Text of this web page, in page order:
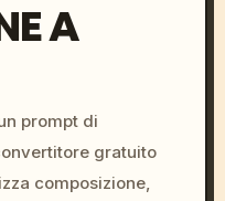
colors, 8k --v 6.0
A
prompt di
gratuito
composizione,